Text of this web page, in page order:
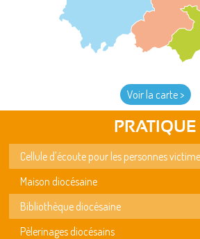
Voir la carte >
PRATIQUE
Cellule d'écoute pour les personnes
Maison diocésaine
Bibliothèque diocésaine
Pèlerinages diocésains